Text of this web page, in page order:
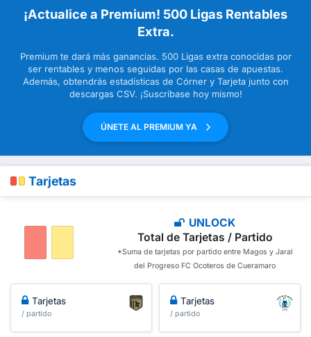
¡Actualice a Premium! 500 Ligas Rentables
Extra.
Premium te dará más ganancias. 500 Ligas extra conocidas por
ser rentables y menos seguidas por las casas de apuestas.
Además, obtendrás estadísticas de Córner y Tarjeta junto con
descargas CSV. ¡Suscríbase hoy mismo!
ÚNETE AL PREMIUM YA
Tarjetas
UNLOCK
Total de Tarjetas / Partido
*Suma de tarjetas por partido entre Magos y Jaral
del Progreso FC Ocoteros de Cueramaro
Tarjetas
/ partido
Tarjetas
/ partido